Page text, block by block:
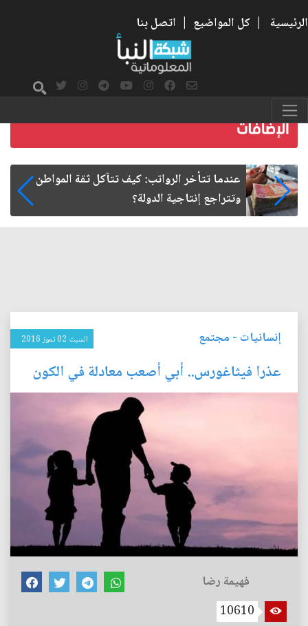
الرئيسية | كل المواضيع | اتصل بنا
صمت الطريق بعد الأربعين
إنسانيات - مجتمع السبت 02 تموز 2016
عذرا فيثاغورس.. أبي أصعب معادلة في الكون
فهيمة رضا
10610